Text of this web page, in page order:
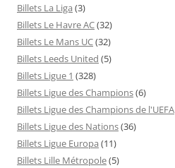
Billets La Liga (3)
Billets Le Havre AC(32)
Billets Le Mans UC(32)
Billets Leeds United (5)
Billets Ligue 1 (328)
Billets Ligue des Champions(6)
Billets Ligue des Champions de l'UEFA
Billets Ligue des Nations(36)
Billets Ligue Europa (11)
Billets Lille Métropole(5)